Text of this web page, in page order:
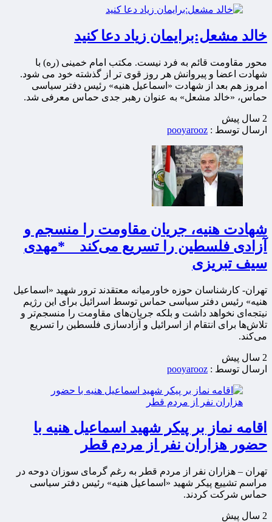
خالد مشعل:‌برایمان زیاد دعا کنید
محور مقاومت قائم به فرد نیست. مکتب امام خمینی (ره) با
شهادت اعضا و پیروانش هر روز قوی تر از گذشته خود می شود.
امروز هم بعد از شهادت «اسماعیل هنیه» رئیس دفتر سیاسی
حماس، «خالد مشعل» به عنوان رهبر جدی حماس معرفی شد.
2 سال پيش
ارسال توسط : pooyarooz
شهادت هنیه، جریان‌ مقاومت را منسجم و
آزادی فلسطین را تسریع ‌می‌کند *مهدی
سیف تبریزی
تهران- کارشناسان حوزه خاورمیانه معتقدند ترور شهید «اسماعیل
هنیه» رئیس دفتر سیاسی حماس توسط اسرائیل برای این رژیم
نیتجه‌ای نخواهد داشت و بلکه جریان‌های مقاومت را منسجم‌تر و
تلاش‌ها برای انتقام از اسرائیل و آزادسازی فلسطین را تسریع
می‌کند.
2 سال پيش
ارسال توسط : pooyarooz
اقامه نماز بر پیکر شهید اسماعیل هنیه با
حضور هزاران نفر از مردم قطر
تهران – هزاران نفر از مردم قطر به رغم گرمای سوزان دوحه در
مراسم تشییع پیکر شهید «اسماعیل هنیه» رئیس دفتر سیاسی
حماس شرکت کردند.
2 سال پيش